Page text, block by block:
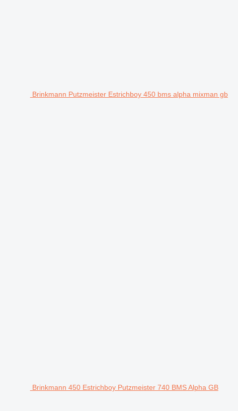
Brinkmann Putzmeister Estrichboy 450 bms alpha mixman gb
Brinkmann 450 Estrichboy Putzmeister 740 BMS Alpha GB